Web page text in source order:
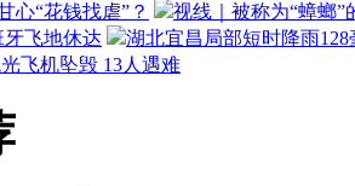
心“花钱找虐”？
视线｜被称为“蟑螂
飞地休达
湖北宜昌局部短时降雨
飞机坠毁 13人遇难